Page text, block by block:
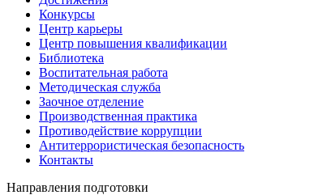
Конкурсы
Центр карьеры
Центр повышения квалификации
Библиотека
Воспитательная работа
Методическая служба
Заочное отделение
Производственная практика
Противодействие коррупции
Антитеррористическая безопасность
Контакты
Направления подготовки